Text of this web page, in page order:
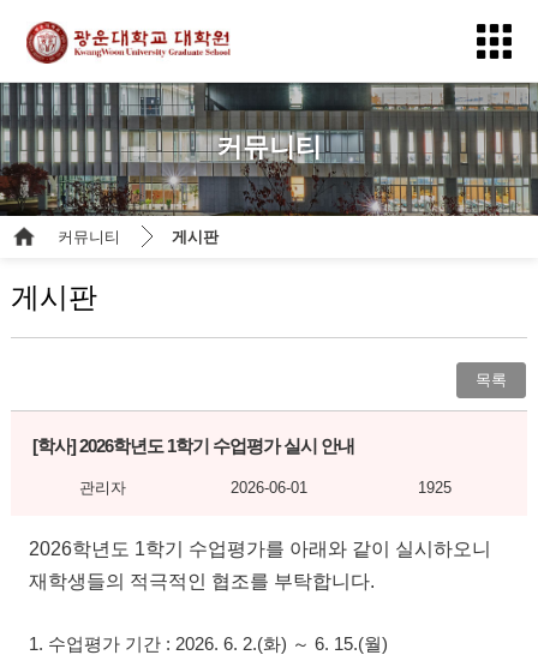
커뮤니티
커뮤니티 게시판
게시판
목록
[학사]2026학년도 1학기 수업평가 실시 안내
관리자 2026-06-01 1925
2026학년도 1학기 수업평가를 아래와 같이 실시하오니
재학생들의 적극적인 협조를 부탁합니다.
1. 수업평가 기간 : 2026. 6. 2.(화) ～ 6. 15.(월)